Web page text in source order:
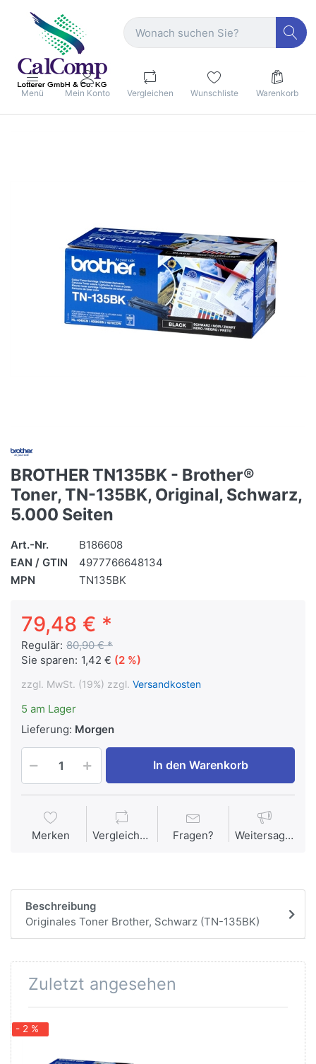
Menü Mein Konto Vergleichen Wunschliste Warenkorb
BROTHER TN135BK - Brother®
Toner, TN-135BK, Original, Schwarz,
5.000 Seiten
Art.-Nr.
B186608
EAN / GTIN
4977766648134
MPN
TN135BK
79,48 € *
Regulär: 80,90 € *
Sie sparen: 1,42 € (2 %)
zzgl. MwSt. (19%) zzgl. Versandkosten
5 am Lager
Lieferung: Morgen
In den Warenkorb
Merken Vergleichen Fragen? Weitersagen
Beschreibung
Originales Toner Brother, Schwarz (TN-135BK)
Zuletzt angesehen
- 2 %